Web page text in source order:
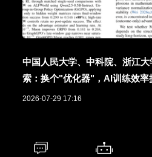
中国人民大学、中科院、浙江大
索：换个"优化器"，AI训练效率
2026-07-29 17:16